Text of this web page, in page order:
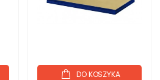
DO KOSZYKA